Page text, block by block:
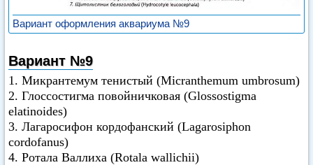
Вариант оформления аквариума №9
Вариант №9
1. Микрантемум тенистый (Micranthemum umbrosum)
2. Глоссостигма повойничковая (Glossostigma
elatinoides)
3. Лагаросифон кордофанский (Lagarosiphon
cordofanus)
4. Ротала Валлиха (Rotala wallichii)